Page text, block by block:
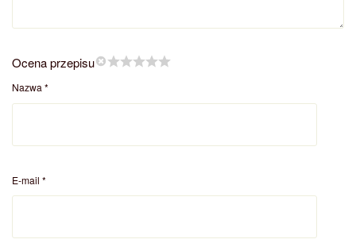
Ocena przepisu
Nazwa *
E-mail *